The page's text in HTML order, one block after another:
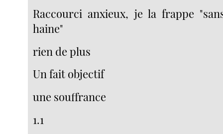
Raccourci anxieux, je la frappe
haine"
rien de plus
Un fait objectif
une souffrance
1.1